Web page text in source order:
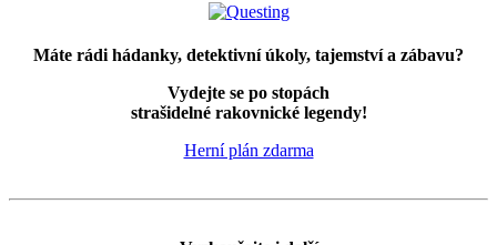
Máte rádi hádanky, detektivní úkoly, tajemství a zábavu?
Vydejte se po stopách
strašidelné rakovnické legendy!
Herní plán zdarma